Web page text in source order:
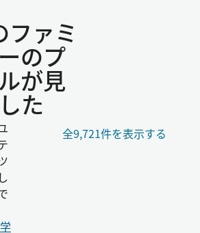
ァミ
のプ
が見
た
全9,721件を表示する